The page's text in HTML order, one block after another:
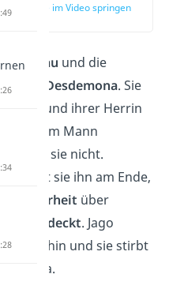
zur Stelle im Video springen
(04:58)
Frau und die
von Desdemona. Sie
und ihrer Herrin
Ihrem Mann
sie nicht.
betrügt sie ihn am Ende,
Wahrheit über
aufdeckt. Jago
daraufhin und sie stirbt